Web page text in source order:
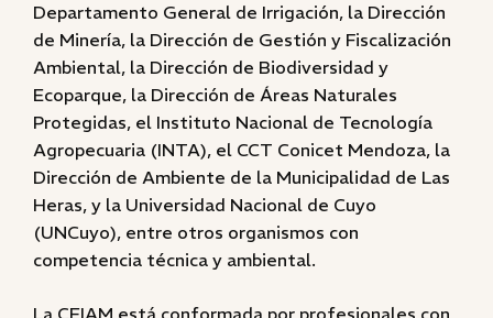
Departamento General de Irrigación, la Dirección
de Minería, la Dirección de Gestión y Fiscalización
Ambiental, la Dirección de Biodiversidad y
Ecoparque, la Dirección de Áreas Naturales
Protegidas, el Instituto Nacional de Tecnología
Agropecuaria (INTA), el CCT Conicet Mendoza, la
Dirección de Ambiente de la Municipalidad de Las
Heras, y la Universidad Nacional de Cuyo
(UNCuyo), entre otros organismos con
competencia técnica y ambiental.
La CEIAM está conformada por profesionales con